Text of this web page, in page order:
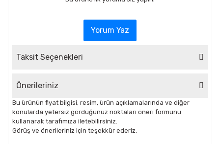
Yorum Yaz
Taksit Seçenekleri
Önerileriniz
Bu ürünün fiyat bilgisi, resim, ürün açıklamalarında ve diğer
konularda yetersiz gördüğünüz noktaları öneri formunu
kullanarak tarafımıza iletebilirsiniz.
Görüş ve önerileriniz için teşekkür ederiz.